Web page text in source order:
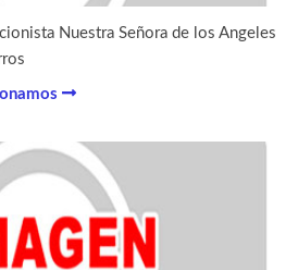
Nuestra Señora de los Angeles